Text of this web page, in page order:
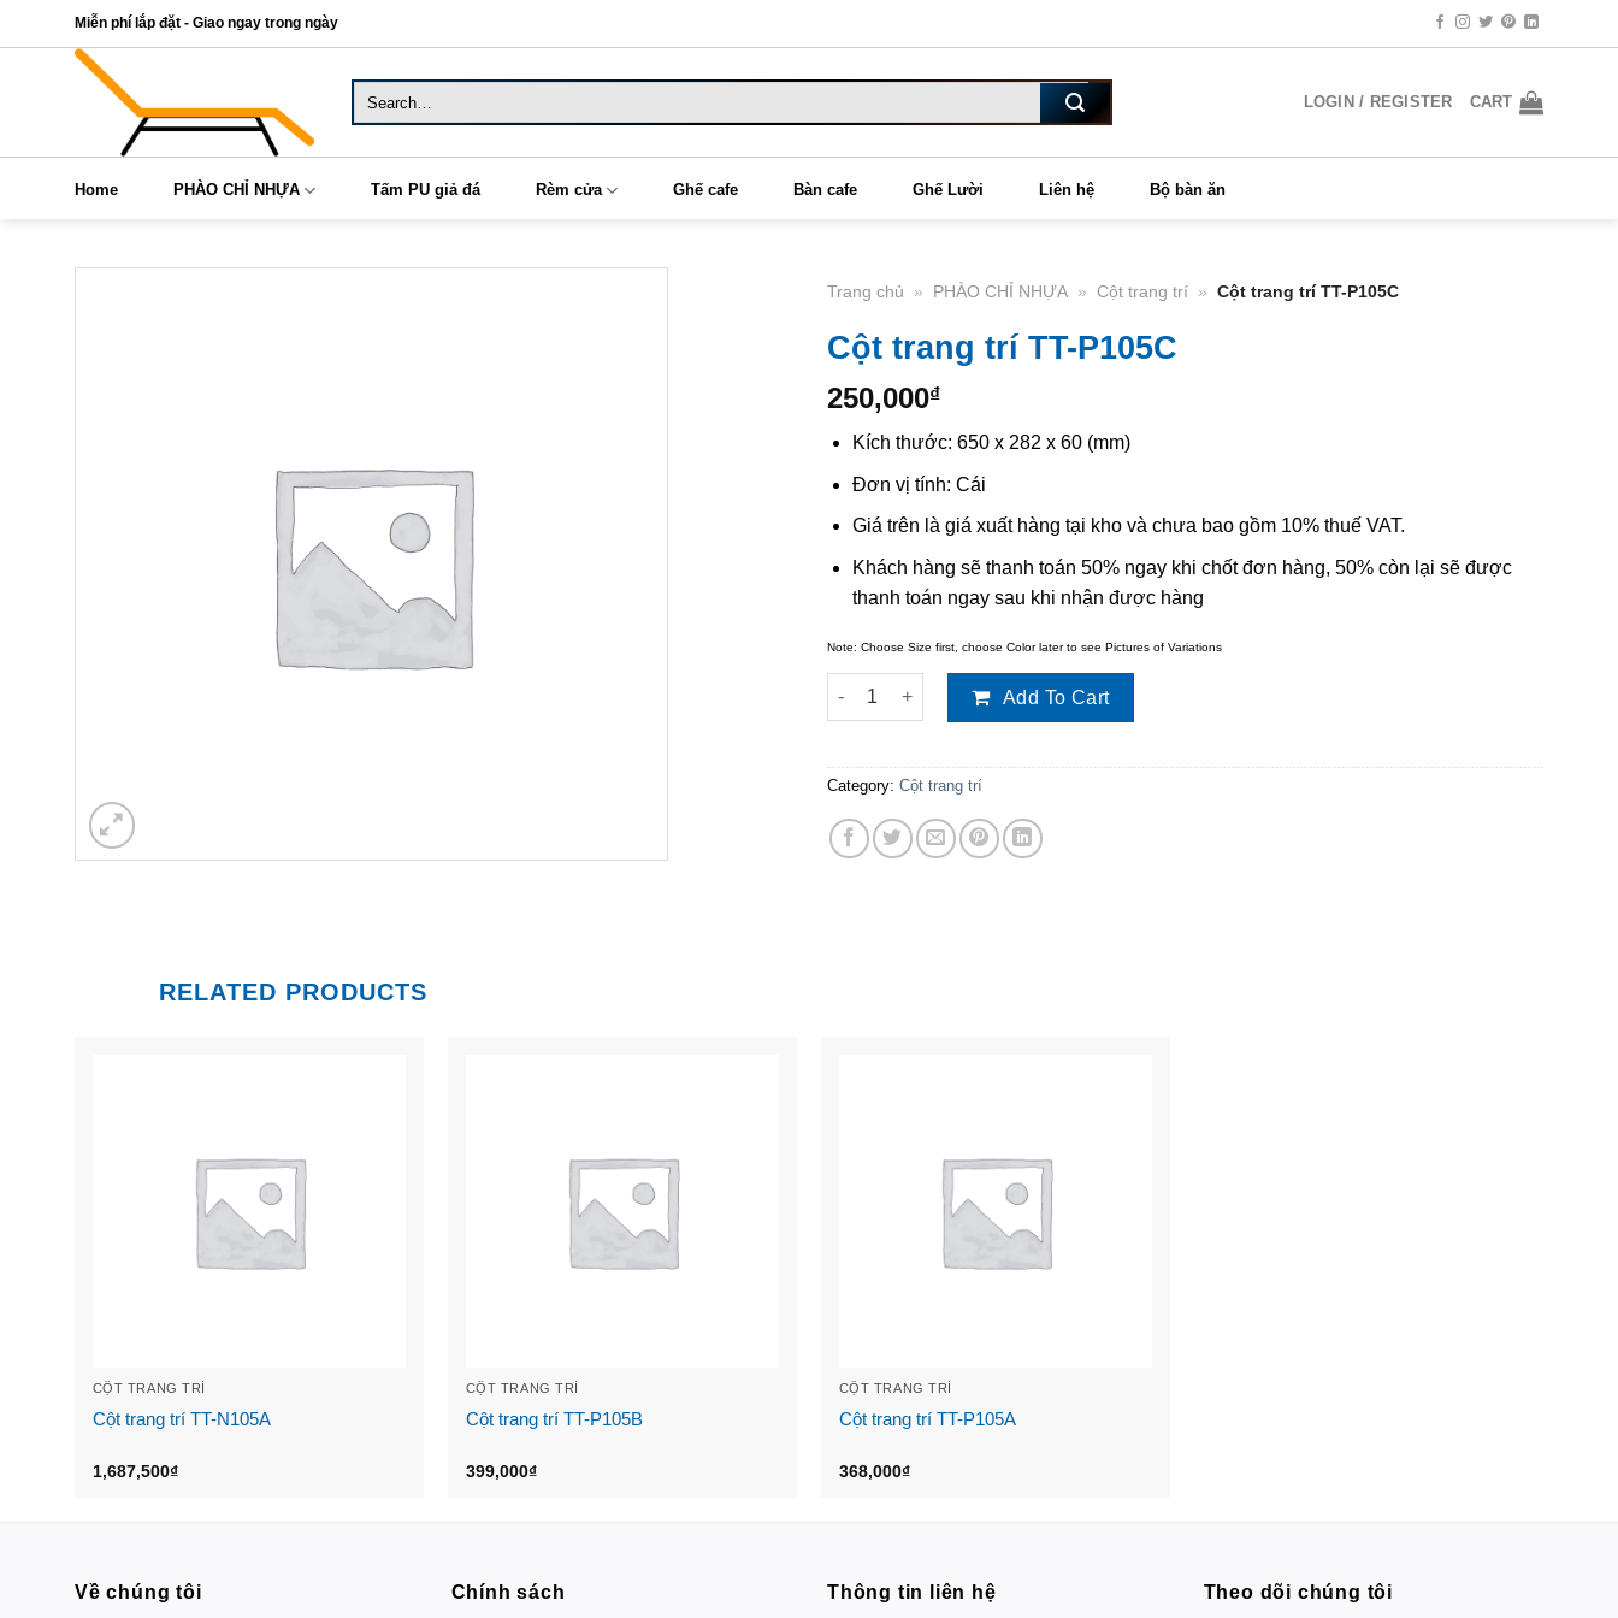
to
Miễn phí lắp đặt - Giao ngay trong ngày
LOGIN / REGISTER CART
Home PHÀO CHỈ NHỰA Tấm PU giả đá Rèm cửa Ghế cafe Bàn cafe Ghế Lười Liên hệ Bộ bàn ăn
Trang chủ » PHÀO CHỈ NHỰA » Cột trang trí » Cột trang trí TT-P105C
Cột trang trí TT-P105C
250,000₫
Kích thước: 650 x 282 x 60 (mm)
Đơn vị tính: Cái
Giá trên là giá xuất hàng tại kho và chưa bao gồm 10% thuế VAT.
Khách hàng sẽ thanh toán 50% ngay khi chốt đơn hàng, 50% còn lại sẽ được
thanh toán ngay sau khi nhận được hàng
Note: Choose Size first, choose Color later to see Pictures of Variations
Cột trang trí TT-P105C quantity
Add To Cart
Category: Cột trang trí
RELATED PRODUCTS
CỘT TRANG TRÍ
Cột trang trí TT-N105A
1,687,500₫
CỘT TRANG TRÍ
Cột trang trí TT-P105B
399,000₫
CỘT TRANG TRÍ
Cột trang trí TT-P105A
368,000₫
Về chúng tôi Chính sách Thông tin liên hệ Theo dõi chúng tôi